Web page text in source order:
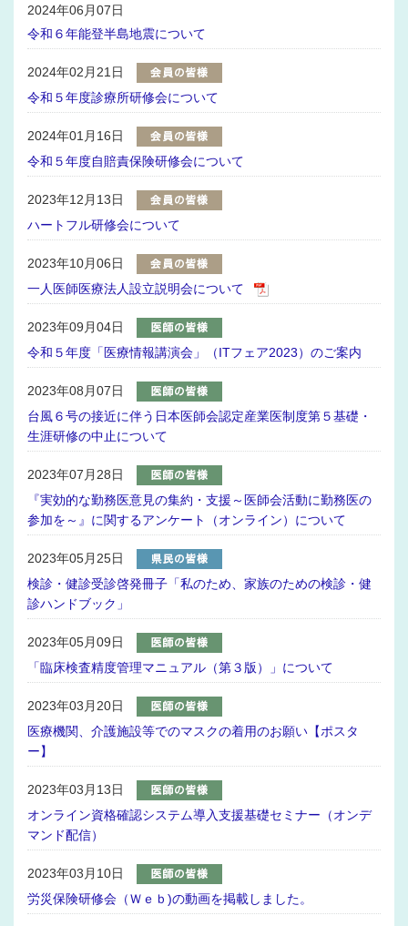
2024年06月07日
令和６年能登半島地震について
2024年02月21日
令和５年度診療所研修会について
2024年01月16日
令和５年度自賠責保険研修会について
2023年12月13日
ハートフル研修会について
2023年10月06日
一人医師医療法人設立説明会について
2023年09月04日
令和５年度「医療情報講演会」（ITフェア2023）のご案内
2023年08月07日
台風６号の接近に伴う日本医師会認定産業医制度第５基礎・
生涯研修の中止について
2023年07月28日
『実効的な勤務医意見の集約・支援～医師会活動に勤務医の
参加を～』に関するアンケート（オンライン）について
2023年05月25日
検診・健診受診啓発冊子「私のため、家族のための検診・健
診ハンドブック」
2023年05月09日
「臨床検査精度管理マニュアル（第３版）」について
2023年03月20日
医療機関、介護施設等でのマスクの着用のお願い【ポスタ
ー】
2023年03月13日
オンライン資格確認システム導入支援基礎セミナー（オンデ
マンド配信）
2023年03月10日
労災保険研修会（Ｗｅｂ)の動画を掲載しました。